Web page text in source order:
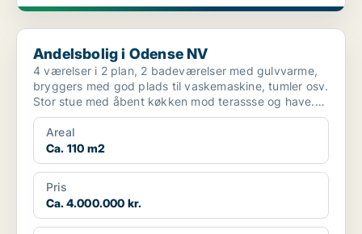
Andelsbolig i Odense NV
Andelsbolig i Odense NV
4 værelser i 2 plan, 2 badeværelser med gulvvarme,
bryggers med god plads til vaskemaskine, tumler osv.
Stor stue med åbent køkken mod terassse og have.
Stu...
Areal
Ca. 110 m2
Pris
Ca. 4.000.000 kr.